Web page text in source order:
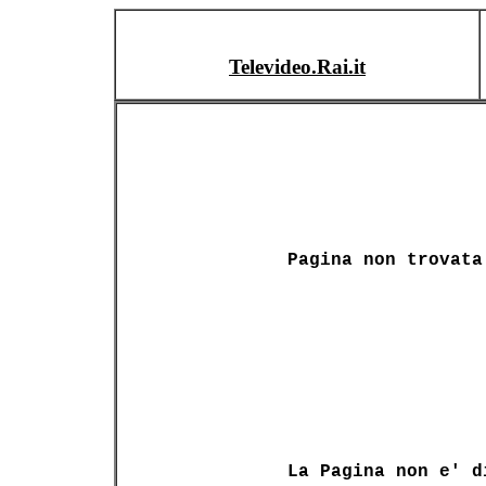
Televideo.Rai.it
Pagina non trovata
La Pagina non e'